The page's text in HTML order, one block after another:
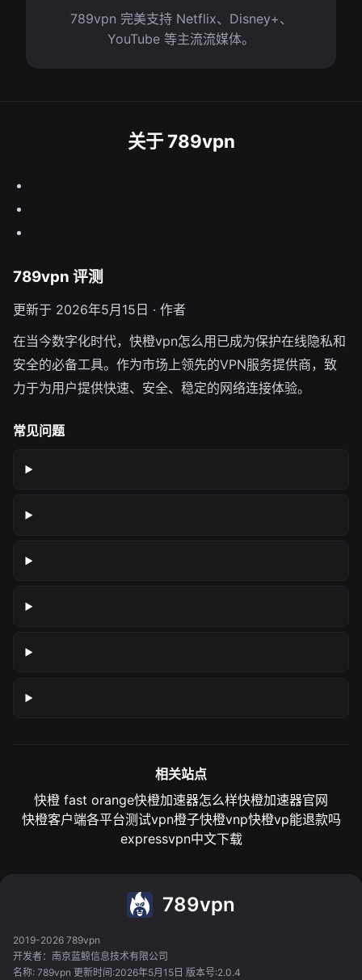
789vpn 完美支持 Netflix、Disney+、
YouTube 等主流流媒体。
关于 789vpn
789vpn 评测
更新于 2026年5月15日 · 作者
在当今数字化时代，快橙vpn怎么用已成为保护在线隐私和
安全的必备工具。作为市场上领先的VPN服务提供商，致
力于为用户提供快速、安全、稳定的网络连接体验。
常见问题
相关站点
快橙 fast orange快橙加速器怎么样快橙加速器官网
快橙客户端各平台测试vpn橙子快橙vnp快橙vp能退款吗
expressvpn中文下载
789vpn
2019-2026 789vpn
开发者：南京蓝鲸信息技术有限公司
名称: 789vpn 更新时间:2026年5月15日 版本号:2.0.4